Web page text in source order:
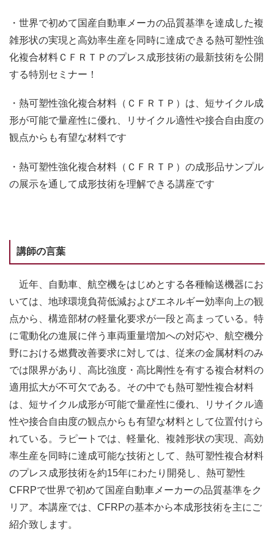
・世界で初めて国産自動車メーカの品質基準を達成した複
雑形状の実現と高効率生産を同時に達成できる熱可塑性強
化複合材料ＣＦＲＴＰのプレス成形技術の最新技術を公開
する特別セミナー！
・熱可塑性強化複合材料（ＣＦＲＴＰ）は、短サイクル成
形が可能で量産性に優れ、リサイクル適性や接合自由度の
観点からも有望な材料です
・熱可塑性強化複合材料（ＣＦＲＴＰ）の成形品サンプル
の展示を通して成形技術を理解できる講座です
講師の言葉
近年、自動車、航空機をはじめとする各種輸送機器にお
いては、地球環境負荷低減およびエネルギー効率向上の観
点から、構造部材の軽量化要求が一段と高まっている。特
に電動化の進展に伴う車両重量増加への対応や、航空機分
野における燃費改善要求に対しては、従来の金属材料のみ
では限界があり、高比強度・高比剛性を有する複合材料の
適用拡大が不可欠である。その中でも熱可塑性複合材料
は、短サイクル成形が可能で量産性に優れ、リサイクル適
性や接合自由度の観点からも有望な材料として位置付けら
れている。ラピートでは、軽量化、複雑形状の実現、高効
率生産を同時に達成可能な技術として、熱可塑性複合材料
のプレス成形技術を約15年にわたり開発し、熱可塑性
CFRPで世界で初めて国産自動車メーカーの品質基準をク
リア。本講座では、CFRPの基本から本成形技術を主にご
紹介致します。